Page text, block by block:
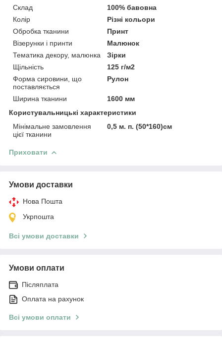
Склад
100% бавовна
Колір
Різні кольори
Обробка тканини
Принт
Візерунки і принти
Малюнок
Тематика декору, малюнка
Зірки
Щільність
125 г/м2
Форма сировини, що
поставляється
Рулон
Ширина тканини
1600 мм
Користувальницькі характеристики
Мінімальне замовлення
цієї тканини
0,5 м. п. (50*160)см
Приховати
Умови доставки
Нова Пошта
Укрпошта
Всі умови доставки
Умови оплати
Післяплата
Оплата на рахунок
Всі умови оплати